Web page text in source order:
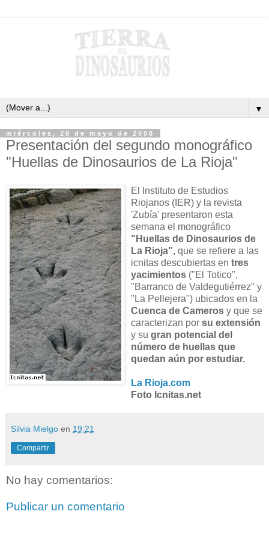
▼
miércoles, 28 de mayo de 2008
Presentación del segundo monográfico
"Huellas de Dinosaurios de La Rioja"
El Instituto de Estudios
Riojanos (IER) y la revista
'Zubía' presentaron esta
semana el monográfico
"Huellas de Dinosaurios de
La Rioja", que se refiere a las
icnitas descubiertas en tres
yacimientos ("El Totico",
"Barranco de Valdegutiérrez" y
"La Pellejera") ubicados en la
Cuenca de Cameros y que se
caracterizan por su extensión
y su gran potencial del
número de huellas que
quedan aún por estudiar.
La Rioja.com
Foto Icnitas.net
Silvia Mielgo en 19:21
Compartir
No hay comentarios:
Publicar un comentario